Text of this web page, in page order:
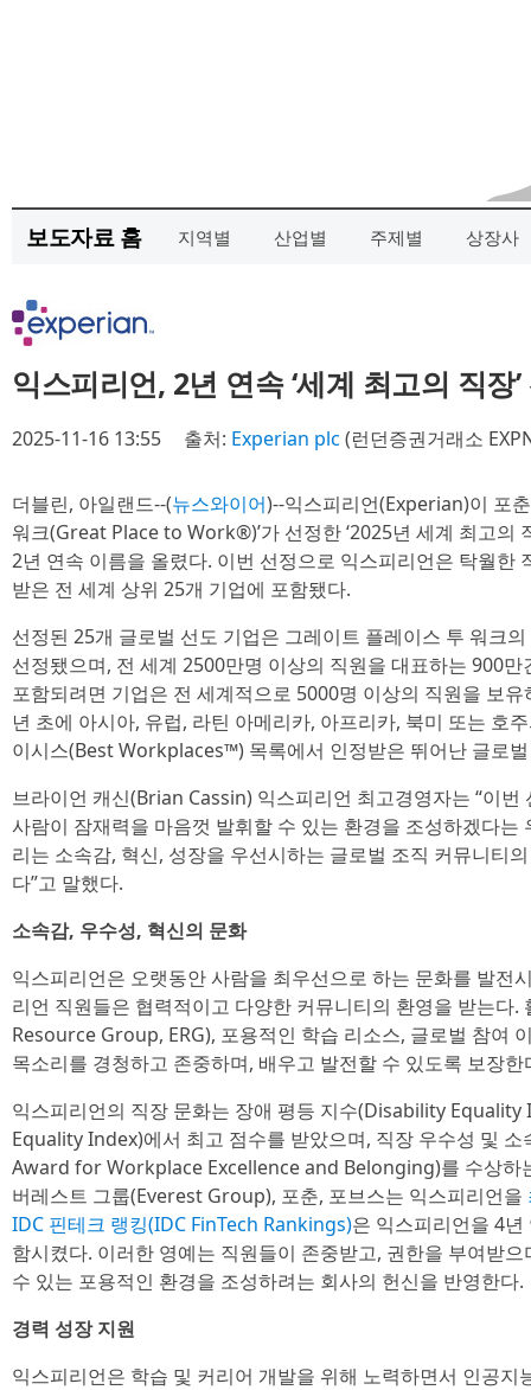
보도자료 홈 지역별 산업별 주제별 상장사
익스피리언, 2년 연속 ‘세계 최고의 직장
2025-11-16 13:55 출처: Experian plc (런던증권거래소
더블린, 아일랜드--(뉴스와이어)--익스피리언(Experian)이 포
워크(Great Place to Work®)’가 선정한 ‘2025년 세계 최고의
2년 연속 이름을 올렸다. 이번 선정으로 익스피리언은 탁월한
받은 전 세계 상위 25개 기업에 포함됐다.
선정된 25개 글로벌 선도 기업은 그레이트 플레이스 투 워크
선정됐으며, 전 세계 2500만명 이상의 직원을 대표하는 900
포함되려면 기업은 전 세계적으로 5000명 이상의 직원을 보
년 초에 아시아, 유럽, 라틴 아메리카, 아프리카, 북미 또는 호
이시스(Best Workplaces™) 목록에서 인정받은 뛰어난 글로
브라이언 캐신(Brian Cassin) 익스피리언 최고경영자는 “이
사람이 잠재력을 마음껏 발휘할 수 있는 환경을 조성하겠다는
리는 소속감, 혁신, 성장을 우선시하는 글로벌 조직 커뮤니티
다”고 말했다.
소속감, 우수성, 혁신의 문화
익스피리언은 오랫동안 사람을 최우선으로 하는 문화를 발전
리언 직원들은 협력적이고 다양한 커뮤니티의 환영을 받는다
Resource Group, ERG), 포용적인 학습 리소스, 글로벌 참여
목소리를 경청하고 존중하며, 배우고 발전할 수 있도록 보장한
익스피리언의 직장 문화는 장애 평등 지수(Disability
Equality Index)에서 최고 점수를 받았으며, 직장 우수성 및
Award for Workplace Excellence and Belonging)를 수상하
버레스트 그룹(Everest Group), 포춘, 포브스는 익스피리언을
IDC 핀테크 랭킹(IDC FinTech Rankings)은 익스피리언을 4
함시켰다. 이러한 영예는 직원들이 존중받고, 권한을 부여받
수 있는 포용적인 환경을 조성하려는 회사의 헌신을 반영한다.
경력 성장 지원
익스피리언은 학습 및 커리어 개발을 위해 노력하면서 인공